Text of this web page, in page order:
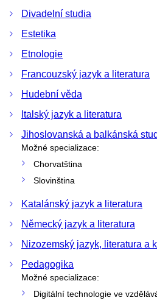
Divadelní studia
Estetika
Etnologie
Francouzský jazyk a literatura
Hudební věda
Italský jazyk a literatura
Jihoslovanská a balkánská
Možné specializace:
Chorvatština
Slovinština
Katalánský jazyk a literatura
Německý jazyk a literatura
Nizozemský jazyk, literatura a
Pedagogika
Možné specializace:
Digitální technologie ve